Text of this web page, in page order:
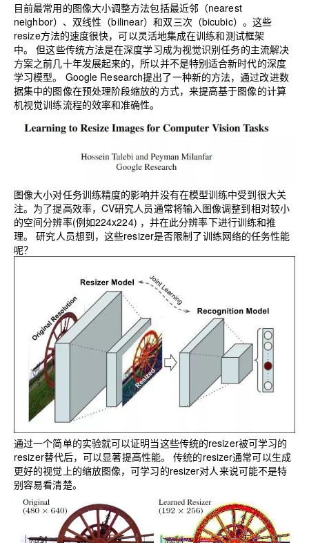
目前最常用的图像大小调整方法包括最近邻（nearest
neighbor）、双线性（bilinear）和双三次（bicubic）。这些
resize方法的速度很快，可以灵活地集成在训练和测试框架
中。
但这些传统方法是在深度学习成为视觉识别任务的主流解决
方案之前几十年发展起来的，所以并不是特别适合新时代的深度
学习模型。
Google Research提出了一种新的方法，通过改进数
据集中的图像在预处理阶段缩放的方式，来提高基于图像的计算
机视觉训练流程的效率和准确性。
图像大小对任务训练精度的影响并没有在模型训练中受到很大关
注。为了提高效率，CV研究人员通常将输入图像调整到相对较小
的空间分辨率(例如224x224) ，并在此分辨率下进行训练和推
理。
研究人员想到，这些resizer是否限制了训练网络的任务性能
呢？
通过一个简单的实验就可以证明当这些传统的resizer被可学习的
resizer替代后，可以显著提高性能。
传统的resizer通常可以生成
更好的视觉上的缩放图像，可学习的resizer对人来说可能不是特
别容易看清楚。